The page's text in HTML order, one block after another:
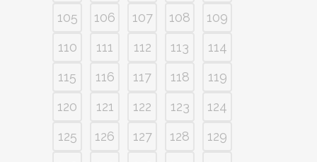
105
106 107 108
109
110
111 112 113
114
115
116 117 118
119
120
121 122 123
124
125
126 127 128
129